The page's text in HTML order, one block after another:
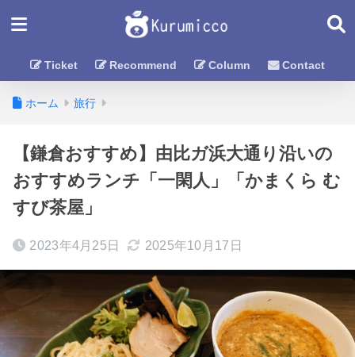
Ticket Recommend Column Contact
ホーム 旅行
【鎌倉おすすめ】由比ガ浜大通り沿いの
おすすめランチ「一閑人」「かまくら む
すび茶屋」
2023年4月25日 2025年10月17日